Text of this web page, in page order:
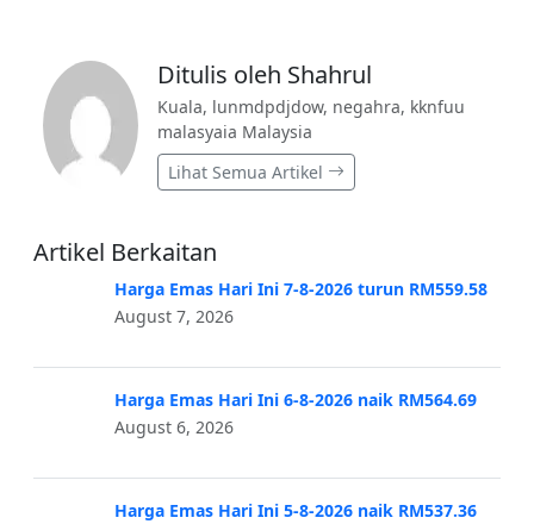
Ditulis oleh Shahrul
Kuala, lunmdpdjdow, negahra, kknfuu
malasyaia Malaysia
Lihat Semua Artikel
Artikel Berkaitan
Harga Emas Hari Ini 7-8-2026 turun RM559.58
August 7, 2026
Harga Emas Hari Ini 6-8-2026 naik RM564.69
August 6, 2026
Harga Emas Hari Ini 5-8-2026 naik RM537.36